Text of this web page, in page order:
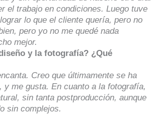
el trabajo en condiciones. Luego tuve
lo que el cliente quería, pero no
pero yo no me quedé nada
mejor.
y la fotografía? ¿Qué
Creo que últimamente se ha
me gusta. En cuanto a la fotografía,
sin tanta postproducción, aunque
sin complejos.